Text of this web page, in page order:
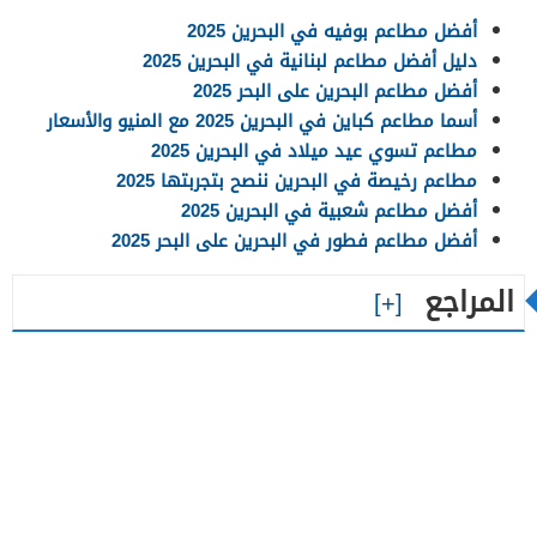
أفضل مطاعم بوفيه في البحرين 2025
دليل أفضل مطاعم لبنانية في البحرين 2025
أفضل مطاعم البحرين على البحر 2025
أسما مطاعم كباين في البحرين 2025 مع المنيو والأسعار
مطاعم تسوي عيد ميلاد في البحرين 2025
مطاعم رخيصة في البحرين ننصح بتجربتها 2025
أفضل مطاعم شعبية في البحرين 2025
أفضل مطاعم فطور في البحرين على البحر 2025
المراجع